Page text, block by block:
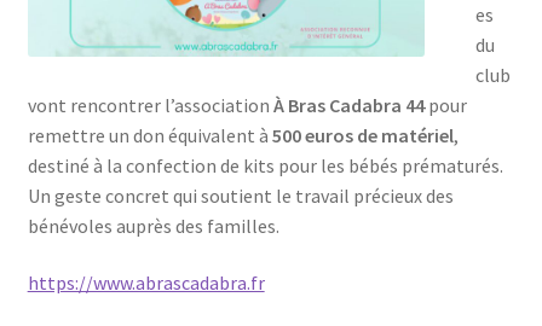
es
du
club
vont rencontrer l’association À Bras Cadabra 44pour
remettre un don équivalent à 500 euros de matériel,
destiné à la confection de kits pour les bébés prématurés.
Un geste concret qui soutient le travail précieux des
bénévoles auprès des familles.
https://www.abrascadabra.fr